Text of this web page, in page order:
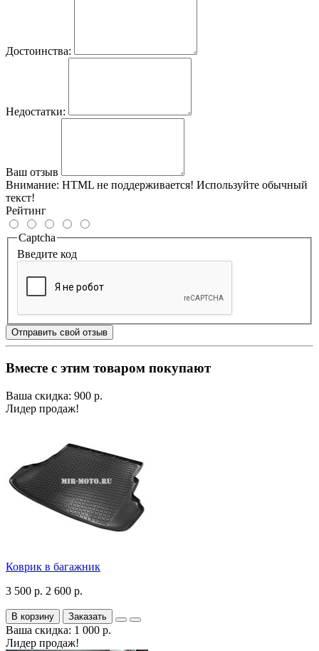
Достоинства:
Недостатки:
Ваш отзыв
Внимание: HTML не поддерживается! Используйте обычный
текст!
Рейтинг
Captcha
Введите код
Отправить свой отзыв
Вместе с этим товаром покупают
Ваша скидка: 900 р.
Лидер продаж!
Коврик в багажник
3 500 р. 2 600 р.
В корзину Заказать
Ваша скидка: 1 000 р.
Лидер продаж!